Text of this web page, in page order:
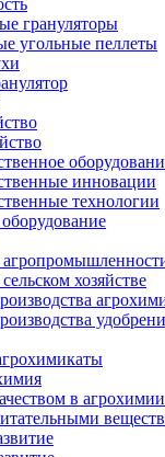
грануляторы
угольные пеллеты
инновации
технологии
хозяйстве
в агрохимии